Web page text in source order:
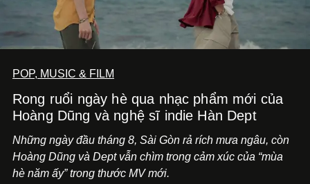
POP, MUSIC & FILM
Rong ruổi ngày hè qua nhạc phẩm mới của
Hoàng Dũng và nghệ sĩ indie Hàn Dept
Những ngày đầu tháng 8, Sài Gòn rả rích mưa ngâu, còn
Hoàng Dũng và Dept vẫn chìm trong cảm xúc của “mùa
hè năm ấy” trong thước MV mới.